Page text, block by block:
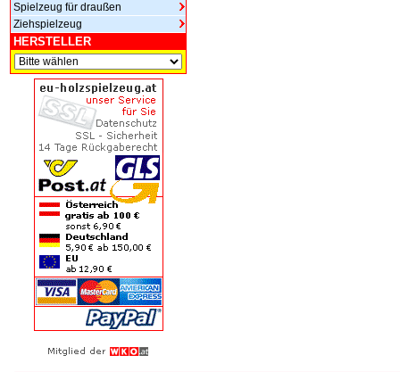
Spielzeug für draußen
Ziehspielzeug
HERSTELLER